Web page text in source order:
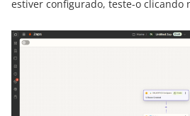
estiver configurado, teste-o clicando